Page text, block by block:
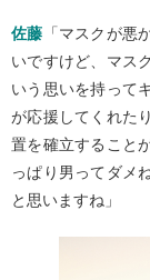
佐藤 「マスクが悪
いですけど、マス
いう思いを持って
が応援してくれた
置を確立すること
っぱり男ってダメ
と思いますね」